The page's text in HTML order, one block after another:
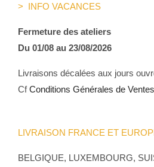
> INFO VACANCES
Fermeture des ateliers
Du 01/08 au 23/08/2026
Livraisons décalées aux jours
CfConditions Générales de Ventes
LIVRAISON FRANCE ET
BELGIQUE, LUXEMBOURG,